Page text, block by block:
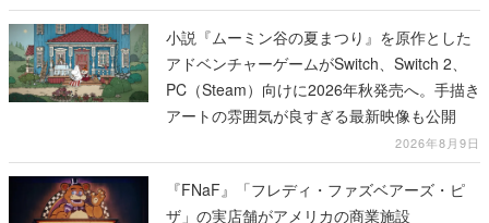
小説『ムーミン谷の夏まつり』を原作とした
アドベンチャーゲームがSwitch、Switch 2、
PC（Steam）向けに2026年秋発売へ。手描き
アートの雰囲気が良すぎる最新映像も公開
2026年8月9日
『FNaF』「フレディ・ファズベアーズ・ピ
ザ」の実店舗がアメリカの商業施設